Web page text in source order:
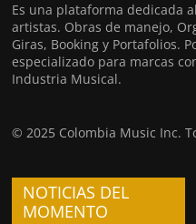
Es una plataforma dedicada
artistas. Obras de manejo,
Giras, Booking y Portafolios.
especializado para marcas
Industria Musical.
© 2025 Colombia Music Inc.
NOTICIAS DEL
MOMENTO